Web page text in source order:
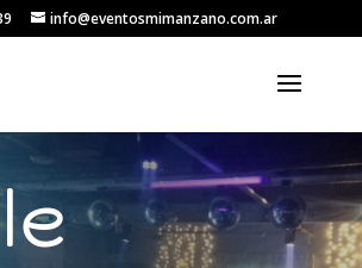
info@eventosmimanzano.com.ar